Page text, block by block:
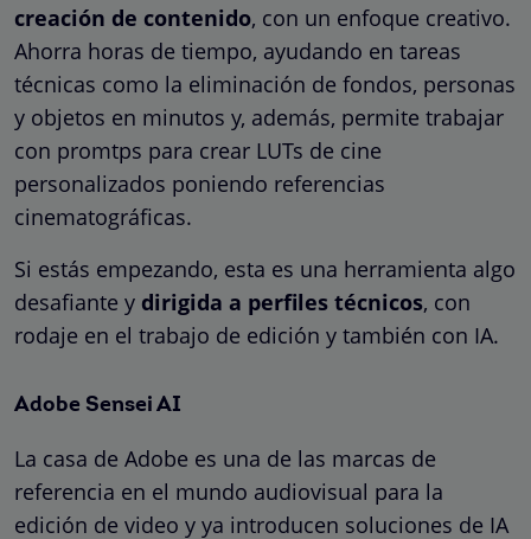
creación de contenido, con un enfoque creativo.
Ahorra horas de tiempo, ayudando en tareas
técnicas como la eliminación de fondos, personas
y objetos en minutos y, además, permite trabajar
con promtps para crear LUTs de cine
personalizados poniendo referencias
cinematográficas.
Si estás empezando, esta es una herramienta algo
desafiante y dirigida a perfiles técnicos, con
rodaje en el trabajo de edición y también con IA.
Adobe Sensei AI
La casa de Adobe es una de las marcas de
referencia en el mundo audiovisual para la
edición de video y ya introducen soluciones de IA